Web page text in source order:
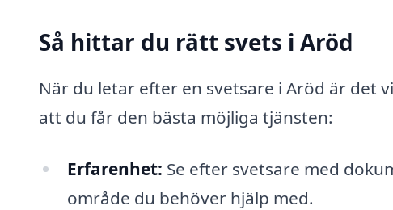
Så hittar du rätt svets i Aröd
När du letar efter en svetsare i Aröd är
att du får den bästa möjliga tjänsten:
Erfarenhet: Se efter svetsare med
område du behöver hjälp med.